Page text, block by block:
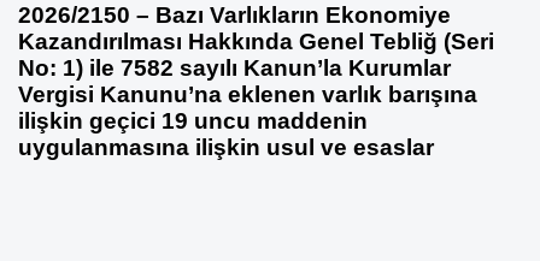
2026/2150 – Bazı Varlıkların Ekonomiye
Kazandırılması Hakkında Genel Tebliğ (Seri
No: 1) ile 7582 sayılı Kanun’la Kurumlar
Vergisi Kanunu’na eklenen varlık barışına
ilişkin geçici 19 uncu maddenin
uygulanmasına ilişkin usul ve esaslar